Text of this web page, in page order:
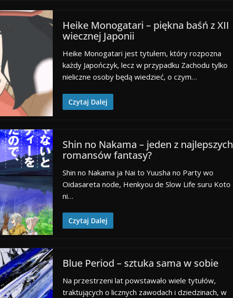
Heike Monogatari – piękna baśń z XII
wiecznej Japonii
Heike Monogatari jest tytułem, który rozpozna
każdy Japończyk, lecz w przypadku Zachodu tylko
nieliczne osoby będą wiedzieć, o czym…
Czytaj Dalej
Shin no Nakama – jeden z najlepszych
romansów fantasy?
Shin no Nakama ja Nai to Yuusha no Party wo
Oidasareta node, Henkyou de Slow Life suru Koto
ni…
Czytaj Dalej
Blue Period – sztuka sama w sobie
Na przestrzeni lat powstawało wiele tytułów,
traktujących o licznych zawodach i dziedzinach, w